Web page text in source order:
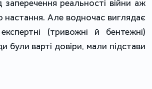
заперечення реальності війни аж
настання. Але водночас виглядає
(тривожні й бентежні)
були варті довіри, мали підстави